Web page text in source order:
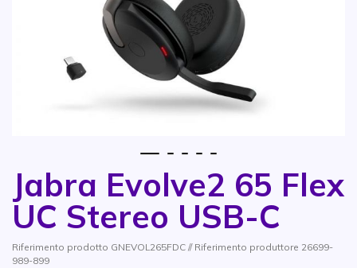
Jabra Evolve2 65 Flex
UC Stereo USB-C
Riferimento prodotto GNEVOL265FDC // Riferimento produttore 26699-
989-899
Vai all'inizio della galleria di immagini